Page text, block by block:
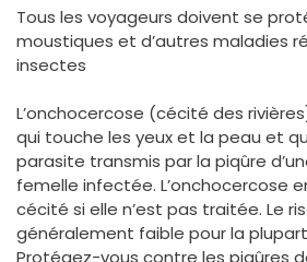
Tous les voyageurs doivent se
moustiques et d’autres maladies
insectes
L’onchocercose (cécité des
qui touche les yeux et la peau et
parasite transmis par la piqûre
femelle infectée. L’onchocercose
cécité si elle n’est pas traitée. Le
généralement faible pour la
Protégez-vous contre les piqûres